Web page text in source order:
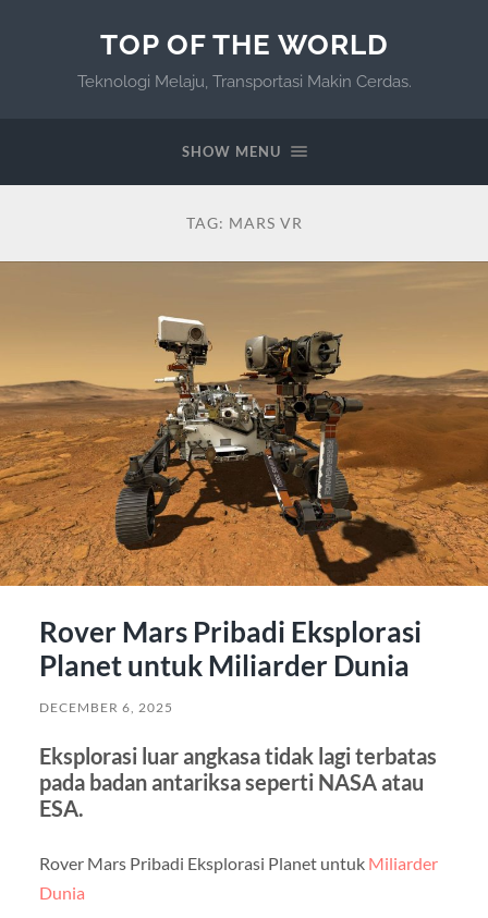
TOP OF THE WORLD
Teknologi Melaju, Transportasi Makin Cerdas.
SHOW MENU
TAG: MARS VR
Rover Mars Pribadi Eksplorasi
Planet untuk Miliarder Dunia
DECEMBER 6, 2025
Eksplorasi luar angkasa tidak lagi terbatas
pada badan antariksa seperti NASA atau
ESA.
Rover Mars Pribadi Eksplorasi Planet untukMiliarder
Dunia